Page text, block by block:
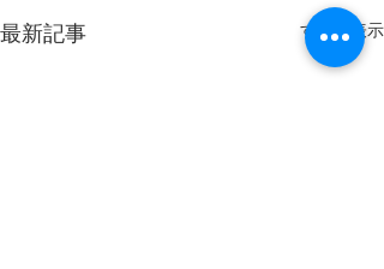
最新記事 すべて表示